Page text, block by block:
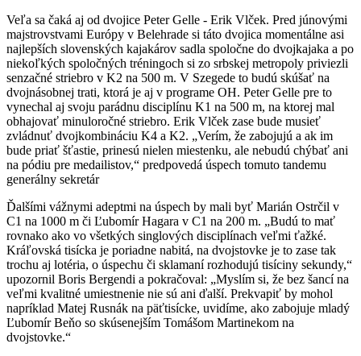
Veľa sa čaká aj od dvojice Peter Gelle - Erik Vlček. Pred júnovými
majstrovstvami Európy v Belehrade si táto dvojica momentálne asi
najlepších slovenských kajakárov sadla spoločne do dvojkajaka a po
niekoľkých spoločných tréningoch si zo srbskej metropoly priviezli
senzačné striebro v K2 na 500 m. V Szegede to budú skúšať na
dvojnásobnej trati, ktorá je aj v programe OH. Peter Gelle pre to
vynechal aj svoju parádnu disciplínu K1 na 500 m, na ktorej mal
obhajovať minuloročné striebro. Erik Vlček zase bude musieť
zvládnuť dvojkombináciu K4 a K2. „Verím, že zabojujú a ak im
bude priať šťastie, prinesú nielen miestenku, ale nebudú chýbať ani
na pódiu pre medailistov,“ predpovedá úspech tomuto tandemu
generálny sekretár
Ďalšími vážnymi adeptmi na úspech by mali byť Marián Ostrčil v
C1 na 1000 m či Ľubomír Hagara v C1 na 200 m. „Budú to mať
rovnako ako vo všetkých singlových disciplínach veľmi ťažké.
Kráľovská tisícka je poriadne nabitá, na dvojstovke je to zase tak
trochu aj lotéria, o úspechu či sklamaní rozhodujú tisíciny sekundy,“
upozornil Boris Bergendi a pokračoval: „Myslím si, že bez šancí na
veľmi kvalitné umiestnenie nie sú ani ďalší. Prekvapiť by mohol
napríklad Matej Rusnák na päťtisícke, uvidíme, ako zabojuje mladý
Ľubomír Beňo so skúsenejším Tomášom Martinekom na
dvojstovke.“